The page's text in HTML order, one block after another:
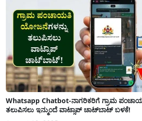
Whatsapp Chatbot-ನಾಗರಿಕರಿಗೆ ಗ್ರಾಮ
ತಲುಪಿಸಲು ಇನ್ಮುಂದೆ ವಾಟ್ಸಾಪ್ ಚಾಟ್‌ಬಾಟ್‌ ಬಳಕೆ!